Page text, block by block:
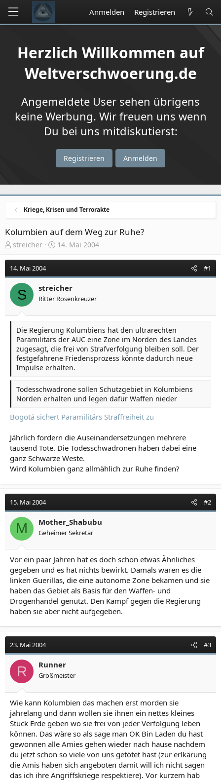
Anmelden Registrieren
Herzlich Willkommen auf
Weltverschwoerung.de
Angemeldete User sehen übrigens
keine Werbung. Wir freuen uns wenn
Du bei uns mitdiskutierst:
Registrieren Anmelden
Kriege, Krisen und Terrorakte
Kolumbien auf dem Weg zur Ruhe?
E
s
t
l
r
streicher
E
s
l
l
a
m
14. Mai 2004
14. Mai 2004 #1
S streicher
Ritter Rosenkreuzer
Die Regierung Kolumbiens hat den ultrarechten
Paramilitärs der AUC eine Zone im Norden des Landes
zugesagt, die frei von Strafverfolgung bleiben soll. Der
festgefahrene Friedensprozess könnte dadurch neue
Impulse erhalten.
Todesschwadrone sollen Schutzgebiet in Kolumbiens
Norden erhalten und legen dafür Waffen nieder
Bogotá sichert Paramilitärs Straffreiheit zu
Jährlich fordern die Auseinandersetzungen mehrere
tausend Tote. Die Todesschwadronen haben dabei eine
ganz Schwarze Weste.
Wird Kolumbien ganz allmählich zur Ruhe finden?
15. Mai 2004 #2
M Mother_Shabubu
Geheimer Sekretär
Vor ein paar Jahren hat es doch schon etwas Ähnliches
gegeben und es hat nichts bewirkt. Damals waren es die
linken Guerillas, die eine autonome Zone bekamen und sie
haben das Gebiet als Basis für den Waffen- und
Drogenhandel genutzt. Den Kampf gegen die Regierung
haben sie aber nicht aufgegeben.
23. Mai 2004 #3
R Runner
Großmeister
Wie kann Kolumbien das machen erst morden sie
jahrelang und dann wollen sie ihnen ein nettes kleines
Stück Erde geben wo sie frei von jeder Verfolgung leben
können. Das wäre so als sage man OK Bin Laden du hast
gewonnen alle Amies gehen wieder nach hause nachdem
du jetzt schon so viele von uns getötet hast (zur erlkärung
die Amis haben sich angeboten damit will ich nicht sagen
das ich ihre Angriffskriege respektiere). Vor kurzem hab